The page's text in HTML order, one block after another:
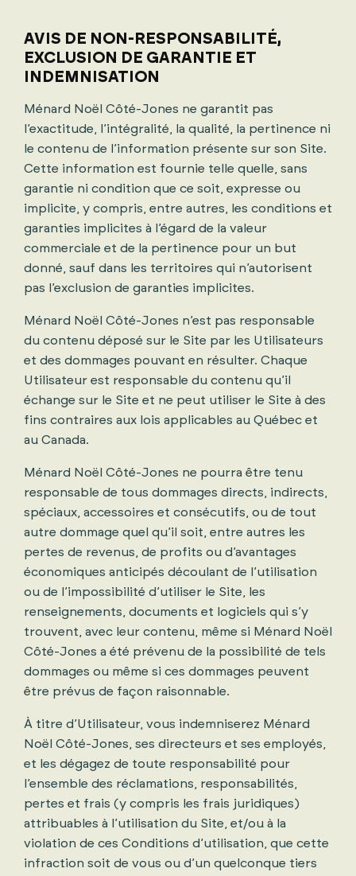
AVIS DE NON-RESPONSABILITÉ,
EXCLUSION DE GARANTIE ET
INDEMNISATION
Ménard Noël Côté-Jones ne garantit pas
l’exactitude, l’intégralité, la qualité, la pertinence ni
le contenu de l’information présente sur son Site.
Cette information est fournie telle quelle, sans
garantie ni condition que ce soit, expresse ou
implicite, y compris, entre autres, les conditions et
garanties implicites à l’égard de la valeur
commerciale et de la pertinence pour un but
donné, sauf dans les territoires qui n’autorisent
pas l’exclusion de garanties implicites.
Ménard Noël Côté-Jones n’est pas responsable
du contenu déposé sur le Site par les Utilisateurs
et des dommages pouvant en résulter. Chaque
Utilisateur est responsable du contenu qu’il
échange sur le Site et ne peut utiliser le Site à des
fins contraires aux lois applicables au Québec et
au Canada.
Ménard Noël Côté-Jones ne pourra être tenu
responsable de tous dommages directs, indirects,
spéciaux, accessoires et consécutifs, ou de tout
autre dommage quel qu’il soit, entre autres les
pertes de revenus, de profits ou d’avantages
économiques anticipés découlant de l’utilisation
ou de l’impossibilité d’utiliser le Site, les
renseignements, documents et logiciels qui s’y
trouvent, avec leur contenu, même si Ménard Noël
Côté-Jones a été prévenu de la possibilité de tels
dommages ou même si ces dommages peuvent
être prévus de façon raisonnable.
À titre d’Utilisateur, vous indemniserez Ménard
Noël Côté-Jones, ses directeurs et ses employés,
et les dégagez de toute responsabilité pour
l’ensemble des réclamations, responsabilités,
pertes et frais (y compris les frais juridiques)
attribuables à l’utilisation du Site, et/ou à la
violation de ces Conditions d’utilisation, que cette
infraction soit de vous ou d’un quelconque tiers